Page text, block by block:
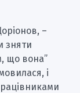
–
зняти
що вона”
і